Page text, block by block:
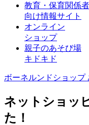
教育・保育関係者
向け情報サイト
オンライン
ショップ
親子のあそび場
キドキド
ボーネルンドショップ
ネットショッ
た！